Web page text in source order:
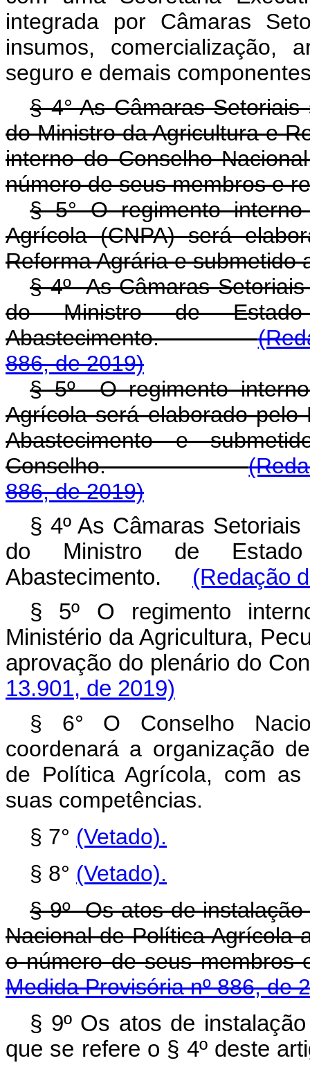
integrada por Câmaras
insumos, comercialização,
seguro e demais
§ 4° As Câmaras
do Ministro da Agricultura e
interno do Conselho
número de seus membros e
§ 5° O regimento
Agrícola (CNPA) será
Reforma Agrária e submetido
§ 4º As Câmaras
do Ministro de
Abastecimento.
886, de 2019)
§ 5º O regimento
Agrícola será elaborado pelo
Abastecimento e
Conselho.
886, de 2019)
§ 4º As Câmaras
do Ministro de
Abastecimento. (Redação
§ 5º O regimento
Ministério da Agricultura,
aprovação do plenário do
13.901, de 2019)
§ 6° O Conselho
coordenará a organização
de Política Agrícola, com
suas competências.
§ 7° (Vetado).
§ 8° (Vetado).
§ 9º Os atos de
Nacional de Política Agrícola
o número de seus
Medida Provisória nº 886, de
§ 9º Os atos de
que se refere o § 4º deste